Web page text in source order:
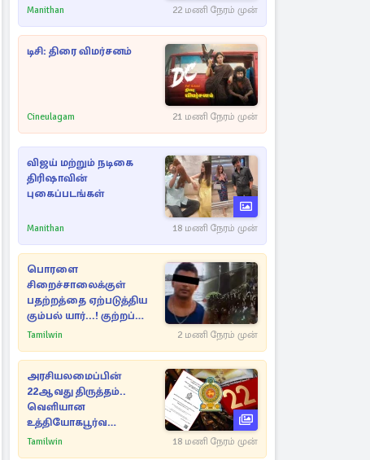
Manithan 22 மணி நேரம் முன்
டிசி: திரை விமர்சனம்
Cineulagam 21 மணி நேரம் முன்
விஜய் மற்றும் நடிகை
திரிஷாவின்
புகைப்படங்கள்
Manithan 18 மணி நேரம் முன்
பொரளை
சிறைச்சாலைக்குள்
பதற்றத்தை ஏற்படுத்திய
கும்பல் யார்...! குற்றப்
பின்னணி தொடர்பில்
Tamilwin 2 மணி நேரம் முன்
அரசியலமைப்பின்
22ஆவது திருத்தம்..
வெளியான
உத்தியோகபூர்வ
அறிவிப்பு!
Tamilwin 18 மணி நேரம் முன்